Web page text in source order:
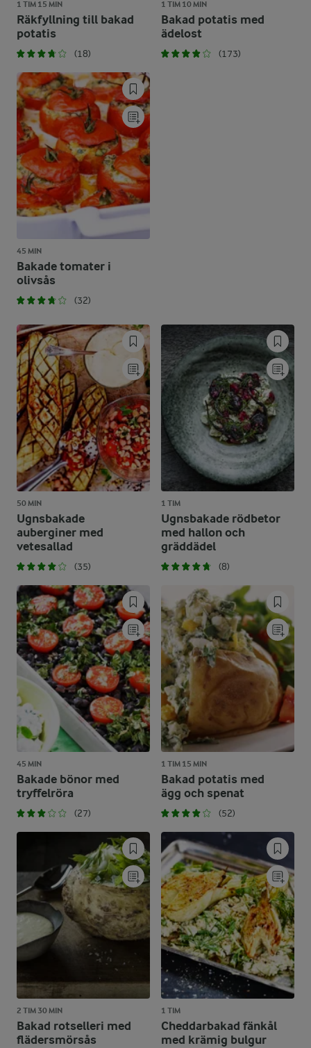
1 TIM 15 MIN
Räkfyllning till bakad
potatis
(18)
1 TIM 10 MIN
Bakad potatis med
ädelost
(173)
45 MIN
Bakade tomater i
olivsås
(32)
50 MIN
Ugnsbakade
auberginer med
vetesallad
(35)
1 TIM
Ugnsbakade rödbetor
med hallon och
gräddädel
(8)
45 MIN
Bakade bönor med
tryffelröra
(27)
1 TIM 15 MIN
Bakad potatis med
ägg och spenat
(52)
2 TIM 30 MIN
Bakad rotselleri med
flädersmörsås
1 TIM
Cheddarbakad fänkål
med krämig bulgur